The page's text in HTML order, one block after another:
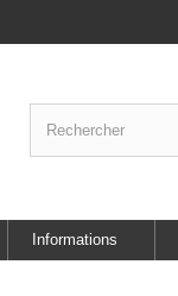
Informations